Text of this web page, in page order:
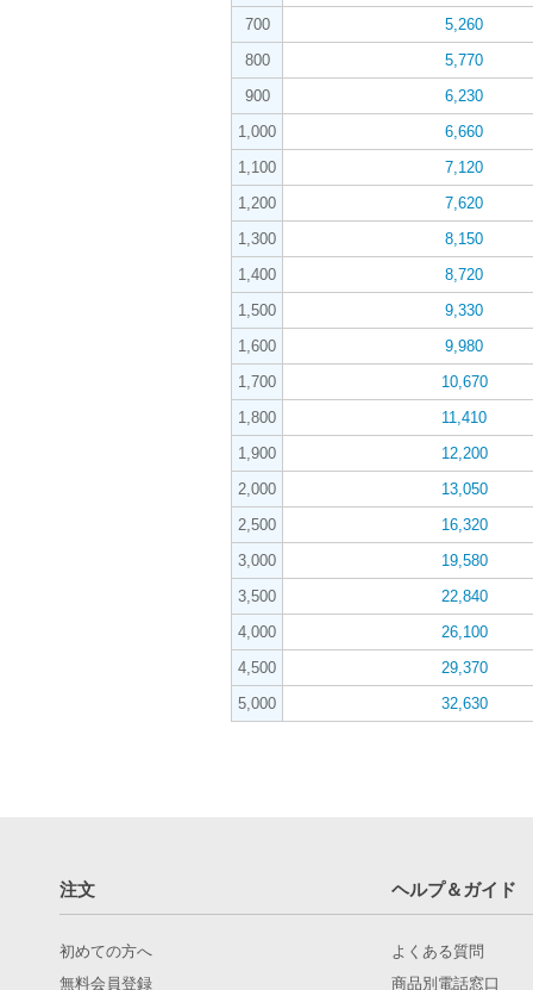
700
5,260
800
5,770
900
6,230
1,000
6,660
1,100
7,120
1,200
7,620
1,300
8,150
1,400
8,720
1,500
9,330
1,600
9,980
1,700
10,670
1,800
11,410
1,900
12,200
2,000
13,050
2,500
16,320
3,000
19,580
3,500
22,840
4,000
26,100
4,500
29,370
5,000
32,630
注文 ヘルプ＆ガイド
初めての方へ
無料会員登録
よくある質問
商品別電話窓口